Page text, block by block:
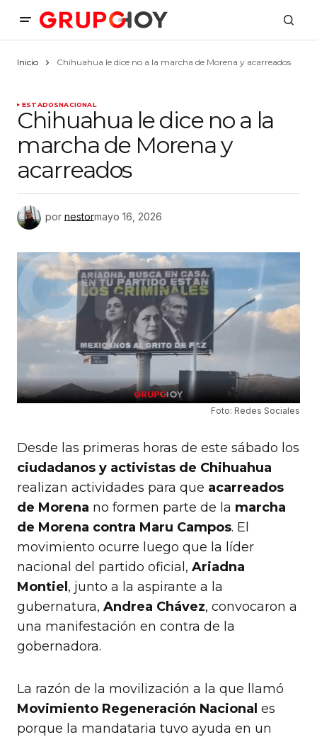
Inicio Chihuahua le dice no a la marcha de Morena y acarreados
ESTADOSNACIONAL
Chihuahua le dice no a la
marcha de Morena y
acarreados
por nestormayo 16, 2026
Foto: Redes Sociales
Desde las primeras horas de este sábado los
ciudadanos y activistas de Chihuahua
realizan actividades para que acarreados
de Morena no formen parte de la marcha
de Morena contra Maru Campos. El
movimiento ocurre luego que la líder
nacional del partido oficial, Ariadna
Montiel , junto a la aspirante a la
gubernatura, Andrea Chávez, convocaron a
una manifestación en contra de la
gobernadora.
La razón de la movilización a la que llamó
Movimiento Regeneración Nacional es
porque la mandataria tuvo ayuda en un